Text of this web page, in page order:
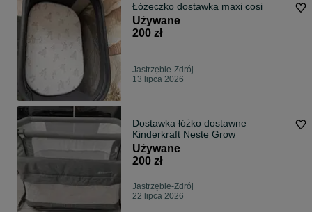
Łóżeczko dostawka maxi cosi
Używane
200 zł
Jastrzębie-Zdrój
13 lipca 2026
Dostawka łóżko dostawne
Kinderkraft Neste Grow
Używane
200 zł
Jastrzębie-Zdrój
22 lipca 2026